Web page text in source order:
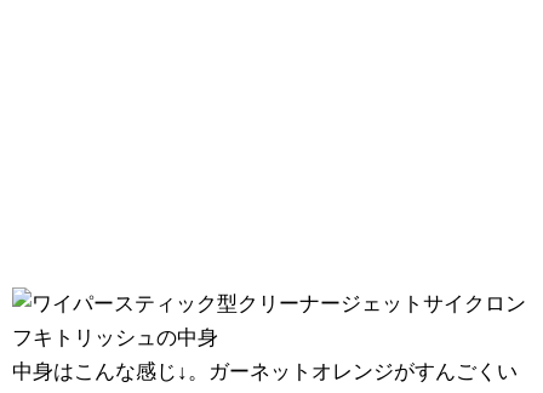
中身はこんな感じ↓。ガーネットオレンジがすんごくい